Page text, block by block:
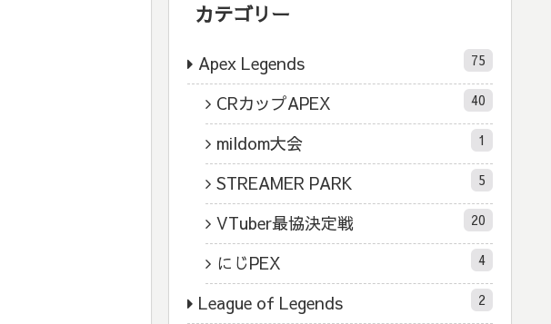
カテゴリー
Apex Legends 75
CRカップAPEX 40
mildom大会 1
STREAMER PARK 5
VTuber最協決定戦 20
にじPEX 4
League of Legends 2